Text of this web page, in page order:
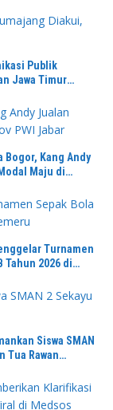
Publik
Jawa Timur
Bogor, Kang Andy
Maju di
Turnamen
Tahun 2026 di
Siswa SMAN
Tua Rawan